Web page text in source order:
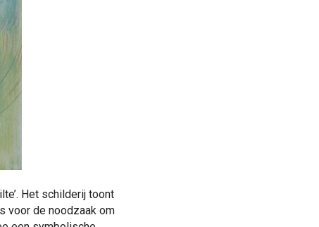
Het schilderij toont
voor de noodzaak om